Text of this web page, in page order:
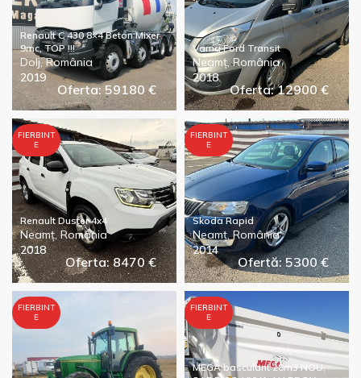
Oferta: 59180 €
Renault C 430 8×4 Beton Mixer
9mc, TOP !!!
Dolj, România
2019
Oferta: 12900 €
Vama Ford Transit
Neamț, România
2018
FIERBINT
E
Oferta: 8470 €
Renault Duster 4x4
Neamț, România
2018
FIERBINT
E
Ofertă: 5300 €
Skoda Rapid
Neamț, România
2014
FIERBINT
E
FIERBINT
E
MEGA basculant 28m3 NOU,